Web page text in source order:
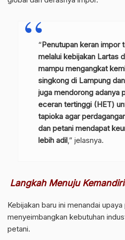
“Penutupan keran impor
melalui kebijakan Lartas
mampu mengangkat
singkong di Lampung
juga mendorong adanya
eceran tertinggi (HET)
tapioka agar
dan petani mendapat
lebih adil,” jelasnya.
Langkah Menuju
Kebijakan baru ini menandai
menyeimbangkan kebutuhan
petani.